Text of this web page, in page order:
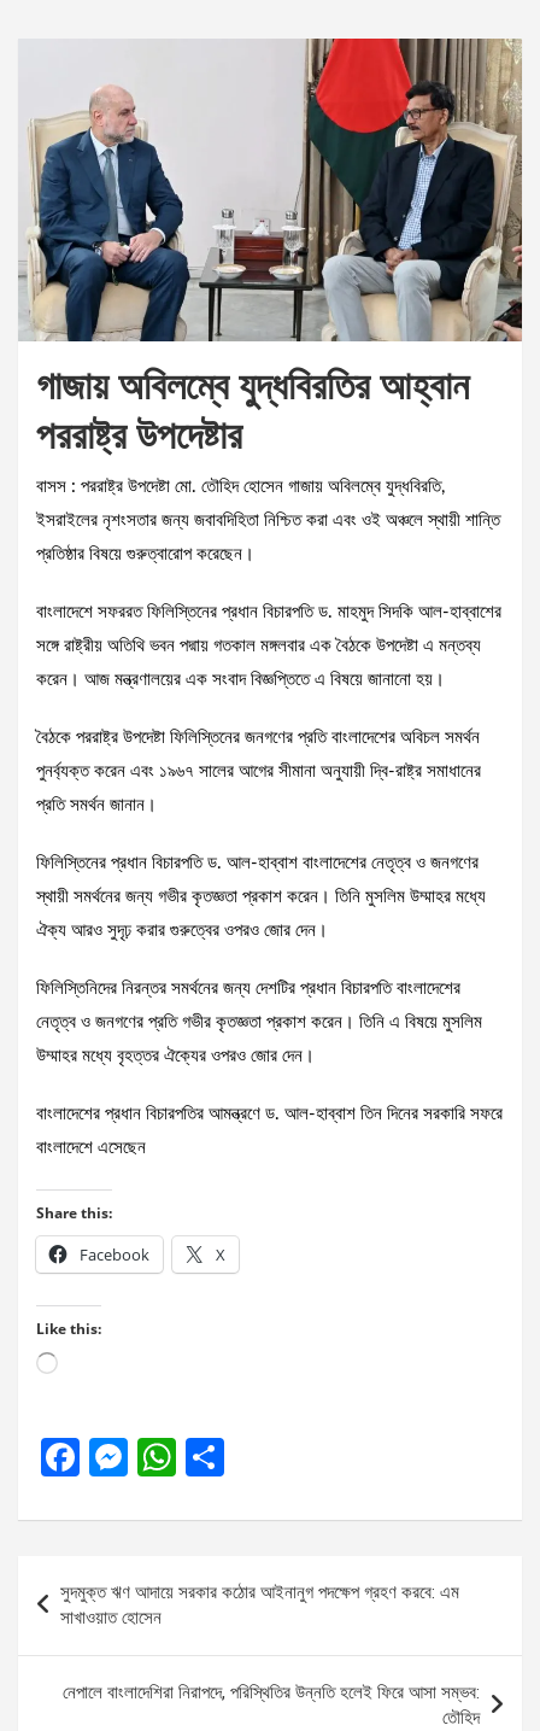
গাজায় অবিলম্বে যুদ্ধবিরতির আহ্বান
পররাষ্ট্র উপদেষ্টার
বাসস : পররাষ্ট্র উপদেষ্টা মো. তৌহিদ হোসেন গাজায় অবিলম্বে যুদ্ধবিরতি,
ইসরাইলের নৃশংসতার জন্য জবাবদিহিতা নিশ্চিত করা এবং ওই অঞ্চলে স্থায়ী শান্তি
প্রতিষ্ঠার বিষয়ে গুরুত্বারোপ করেছেন।
বাংলাদেশে সফররত ফিলিস্তিনের প্রধান বিচারপতি ড. মাহমুদ সিদকি আল-হাব্বাশের
সঙ্গে রাষ্ট্রীয় অতিথি ভবন পদ্মায় গতকাল মঙ্গলবার এক বৈঠকে উপদেষ্টা এ মন্তব্য
করেন। আজ মন্ত্রণালয়ের এক সংবাদ বিজ্ঞপ্তিতে এ বিষয়ে জানানো হয়।
বৈঠকে পররাষ্ট্র উপদেষ্টা ফিলিস্তিনের জনগণের প্রতি বাংলাদেশের অবিচল সমর্থন
পুনর্ব্যক্ত করেন এবং ১৯৬৭ সালের আগের সীমানা অনুযায়ী দ্বি-রাষ্ট্র সমাধানের
প্রতি সমর্থন জানান।
ফিলিস্তিনের প্রধান বিচারপতি ড. আল-হাব্বাশ বাংলাদেশের নেতৃত্ব ও জনগণের
স্থায়ী সমর্থনের জন্য গভীর কৃতজ্ঞতা প্রকাশ করেন। তিনি মুসলিম উম্মাহর মধ্যে
ঐক্য আরও সুদৃঢ় করার গুরুত্বের ওপরও জোর দেন।
ফিলিস্তিনিদের নিরন্তর সমর্থনের জন্য দেশটির প্রধান বিচারপতি বাংলাদেশের
নেতৃত্ব ও জনগণের প্রতি গভীর কৃতজ্ঞতা প্রকাশ করেন। তিনি এ বিষয়ে মুসলিম
উম্মাহর মধ্যে বৃহত্তর ঐক্যের ওপরও জোর দেন।
বাংলাদেশের প্রধান বিচারপতির আমন্ত্রণে ড. আল-হাব্বাশ তিন দিনের সরকারি সফরে
বাংলাদেশে এসেছেন
Share this:
Facebook X
Like this:
Loading…
F
ce
o
o
k
M
se
g
er
W
at
A
p
p
ar
e
navigation
সুদমুক্ত ঋণ আদায়ে সরকার কঠোর আইনানুগ পদক্ষেপ গ্রহণ করবে: এম
সাখাওয়াত হোসেন
নেপালে বাংলাদেশিরা নিরাপদে, পরিস্থিতির উন্নতি হলেই ফিরে আসা সম্ভব:
তৌহিদ